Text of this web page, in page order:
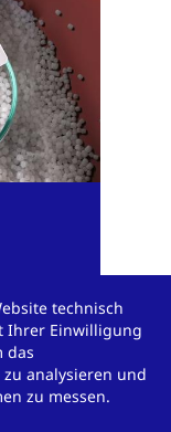
technisch
Ihrer Einwilligung
das
analysieren und
zu messen.